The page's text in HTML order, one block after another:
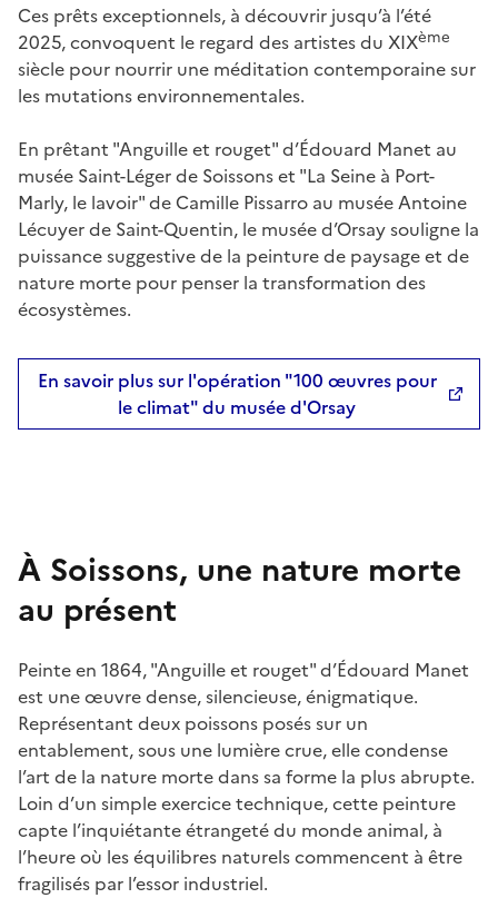
Ces prêts exceptionnels, à découvrir jusqu’à l’été
2025, convoquent le regard des artistes du XIXème
siècle pour nourrir une méditation contemporaine sur
les mutations environnementales.
En prêtant "Anguille et rouget" d’Édouard Manet au
musée Saint-Léger de Soissons et "La Seine à Port-
Marly, le lavoir" de Camille Pissarro au musée Antoine
Lécuyer de Saint-Quentin, le musée d’Orsay souligne la
puissance suggestive de la peinture de paysage et de
nature morte pour penser la transformation des
écosystèmes.
En savoir plus sur l'opération "100 œuvres pour
le climat" du musée d'Orsay
À Soissons, une nature morte
au présent
Peinte en 1864, "Anguille et rouget" d’Édouard Manet
est une œuvre dense, silencieuse, énigmatique.
Représentant deux poissons posés sur un
entablement, sous une lumière crue, elle condense
l’art de la nature morte dans sa forme la plus abrupte.
Loin d’un simple exercice technique, cette peinture
capte l’inquiétante étrangeté du monde animal, à
l’heure où les équilibres naturels commencent à être
fragilisés par l’essor industriel.